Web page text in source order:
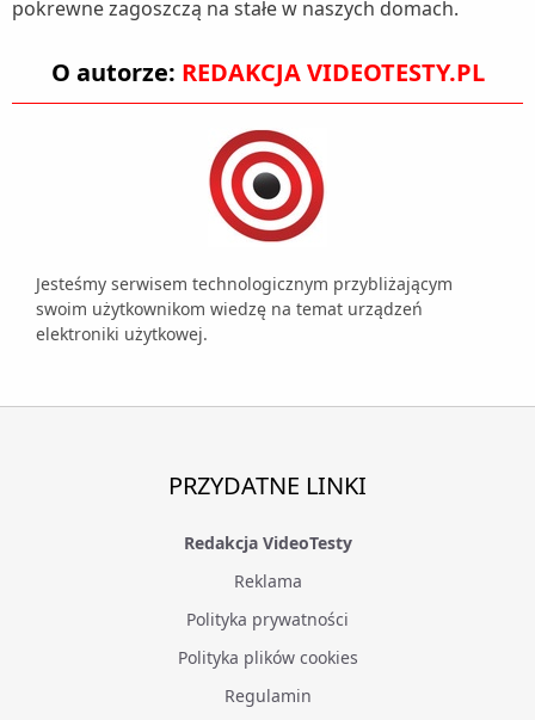
pokrewne zagoszczą na stałe w naszych domach.
O autorze: REDAKCJA VIDEOTESTY.PL
Jesteśmy serwisem technologicznym przybliżającym
swoim użytkownikom wiedzę na temat urządzeń
elektroniki użytkowej.
PRZYDATNE LINKI
Redakcja VideoTesty
Reklama
Polityka prywatności
Polityka plików cookies
Regulamin